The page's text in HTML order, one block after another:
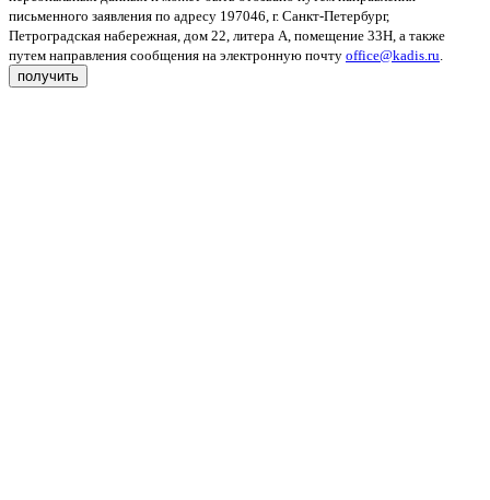
письменного заявления по адресу 197046, г. Санкт-Петербург,
Петроградская набережная, дом 22, литера А, помещение 33Н, а также
путем направления сообщения на электронную почту office@kadis.ru.
получить